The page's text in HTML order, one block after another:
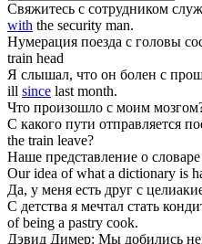
Свяжитесь с сотрудником
with the security man.
Нумерация поезда с головы
train head
Я слышал, что он болен с
ill since last month.
Что произошло с моим
С какого пути отправляется
the train leave?
Наше представление о
Our idea of what a dictionary is
Да, у меня есть друг с
С детства я мечтал стать
of being a pastry cook.
Дэвид Димер: Мы добились